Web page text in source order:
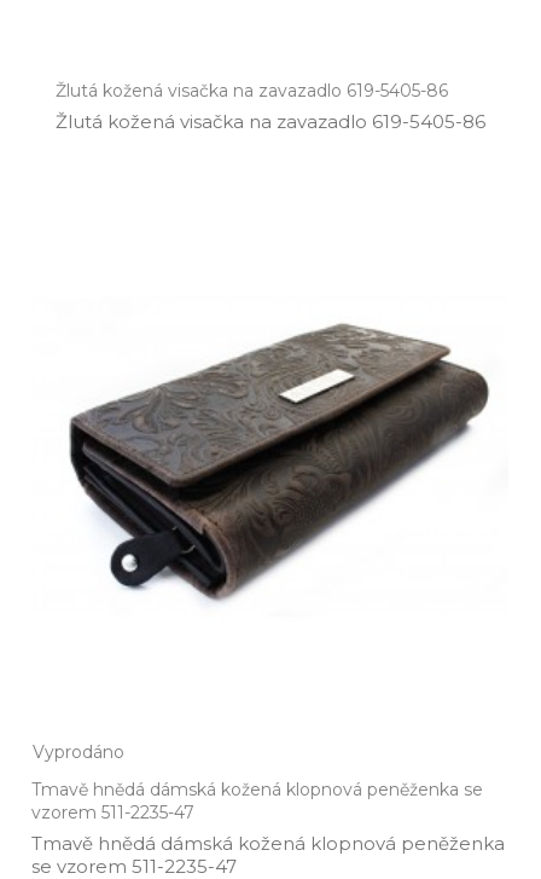
Žlutá kožená visačka na zavazadlo 619-5405-86
Žlutá kožená visačka na zavazadlo 619­-5405­-86
Vyprodáno
Tmavě hnědá dámská kožená klopnová peněženka se
vzorem 511-2235-47
Tmavě hnědá dámská kožená klopnová peněženka
se vzorem 511­-2235­-47